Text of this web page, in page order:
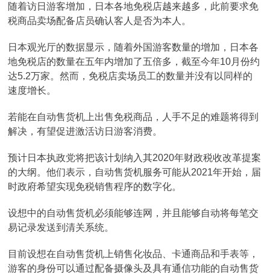
随着访日游客增加，日本各地免税店越来越多，此前要求免
税商品卖场配备店员确认客人是否为本人。
日本观光厅的数据显示，随着外国游客数量的增加，日本各
地免税店的数量在五年内增加了五倍多，截至今年10月份约
达5.2万家。然而，免税店卖场员工的数量并没有以同样的
速度增长。
若能在自动售货机上出售免税商品，人手不足的难题将得到
解决，有望促进激活访日游客消费。
预计日本执政党将把该计划纳入其2020年财政税收改革提案
的大纲。他们表示，自动售货机服务可能从2021年开始，届
时政府希望实现免税销售程序的数字化。
设想中的自动售货机必须能够连网，并且能够自动将每笔交
易记录发送到清关系统。
目前设想在自动售货机上销售化妆品、卡通商品和手表等，
游客的身份可以通过配备摄像头及具有通信功能的自动售货